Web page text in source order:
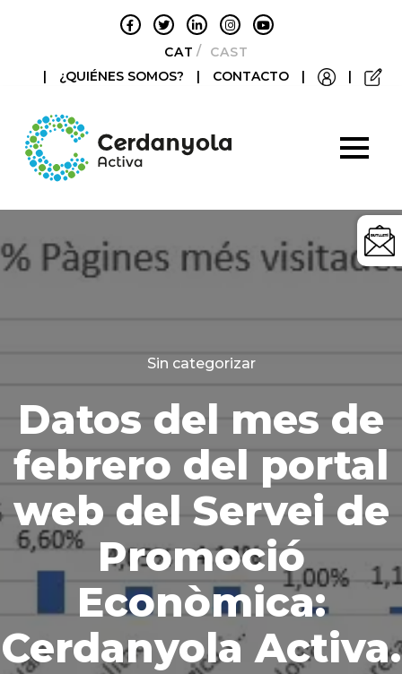
CATALÀCASTELLANO
|
¿QUIÉNES SOMOS? | CONTACTO | |
Categories
Sin categorizar
Datos del mes de
febrero del portal
web del Servei de
Promoció
Econòmica:
Cerdanyola Activa.